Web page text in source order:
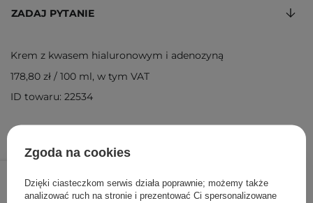
ZADAJ PYTANIE
Krem z kwasem hialuronowym i adenozyną
178,80 zł / 100 ml, w tym VAT
ID towaru: 22534
Zgoda na cookies
Dzięki ciasteczkom serwis działa poprawnie; możemy także
analizować ruch na stronie i prezentować Ci spersonalizowane